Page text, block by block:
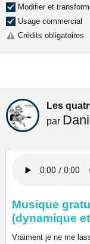
Modifier et
Usage commercial
Crédits obligatoires
Les
par
Musique
(dynamique
Vraiment je ne me